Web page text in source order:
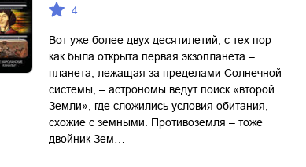
4
Вот уже более двух десятилетий, с тех пор
как была открыта первая экзопланета –
планета, лежащая за пределами Солнечной
системы, – астрономы ведут поиск «второй
Земли», где сложились условия обитания,
схожие с земными. Противоземля – тоже
двойник Зем…